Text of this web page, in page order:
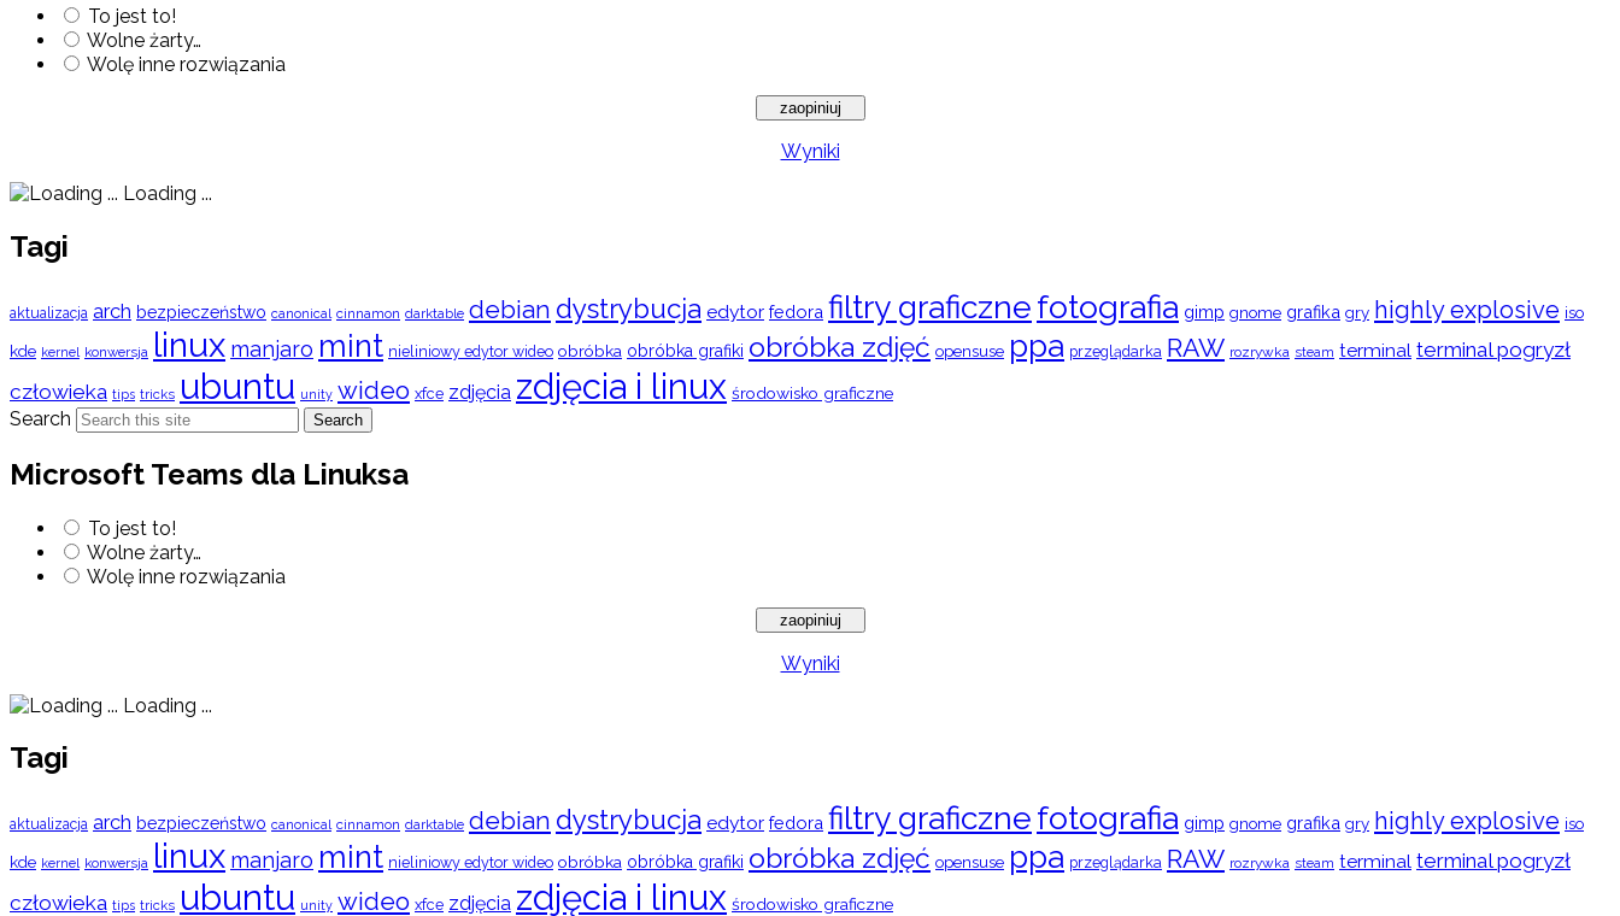
To jest to!
Wolne żarty…
Wolę inne rozwiązania
Wyniki
Loading ...
Tagi
aktualizacja arch bezpieczeństwo canonical cinnamon darktable debian dystrybucja edytor fedora filtry graficznefotografia gimp gnome grafika gry highly explosive iso
kde kernel konwersja linux manjaro mint nieliniowy edytor wideo obróbka obróbka grafiki obróbka zdjęć opensuse ppa przeglądarka RAW rozrywka steam terminal terminal pogryzł
człowieka tips tricks ubuntu unity wideo xfce zdjęcia zdjęcia i linux środowisko graficzne
Search Search
Microsoft Teams dla Linuksa
To jest to!
Wolne żarty…
Wolę inne rozwiązania
Wyniki
Loading ...
Tagi
aktualizacja arch bezpieczeństwo canonical cinnamon darktable debian dystrybucja edytor fedora filtry graficznefotografia gimp gnome grafika gry highly explosive iso
kde kernel konwersja linux manjaro mint nieliniowy edytor wideo obróbka obróbka grafiki obróbka zdjęć opensuse ppa przeglądarka RAW rozrywka steam terminal terminal pogryzł
człowieka tips tricks ubuntu unity wideo xfce zdjęcia zdjęcia i linux środowisko graficzne